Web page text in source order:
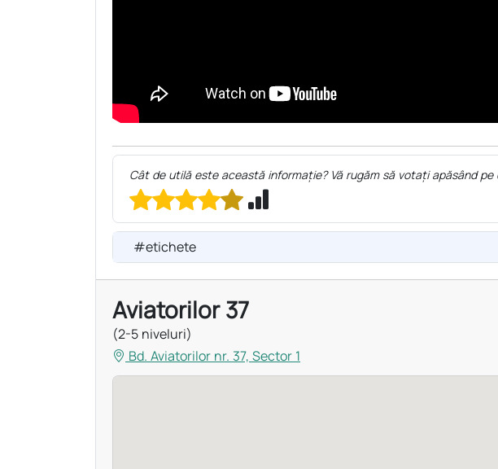
Cât de utilă este această informație? Vă rugăm să votați apăsând pe
#etichete
Aviatorilor 37
(2-5 niveluri)
Bd. Aviatorilor nr. 37, Sector 1